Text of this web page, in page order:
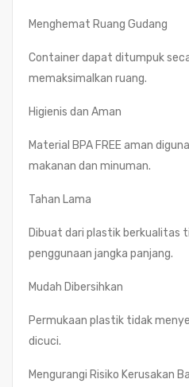
Menghemat Ruang Gudang
Container dapat ditumpuk
memaksimalkan ruang.
Higienis dan Aman
Material BPA FREE aman
makanan dan minuman.
Tahan Lama
Dibuat dari plastik berkualitas
penggunaan jangka panjang.
Mudah Dibersihkan
Permukaan plastik tidak
dicuci.
Mengurangi Risiko Kerusakan